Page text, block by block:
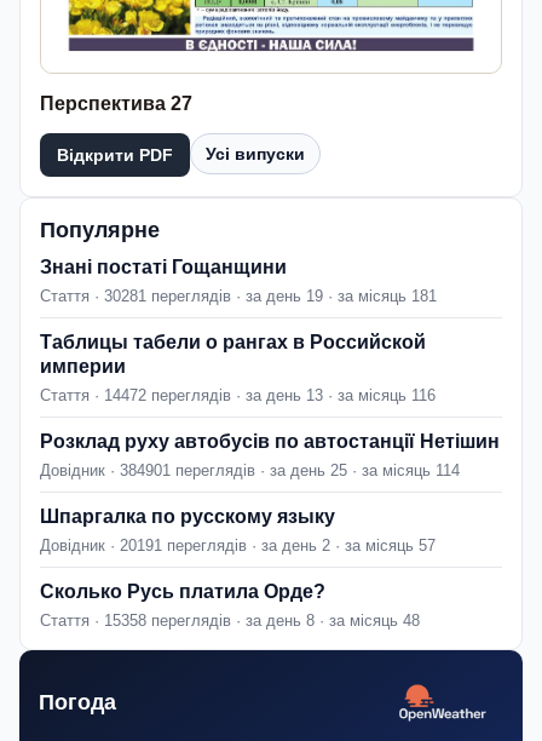
Перспектива 27
Відкрити PDF Усі випуски
Популярне
Знані постаті Гощанщини
Стаття · 30281 переглядів · за день 19 · за місяць 181
Таблицы табели о рангах в Российской
империи
Стаття · 14472 переглядів · за день 13 · за місяць 116
Розклад руху автобусів по автостанції Нетішин
Довідник · 384901 переглядів · за день 25 · за місяць 114
Шпаргалка по русскому языку
Довідник · 20191 переглядів · за день 2 · за місяць 57
Сколько Русь платила Орде?
Стаття · 15358 переглядів · за день 8 · за місяць 48
Погода